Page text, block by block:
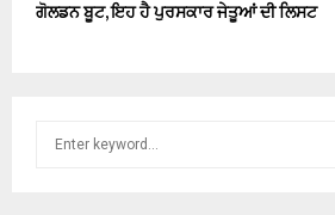
ਗੋਲਡਨ ਬੂਟ, ਇਹ ਹੈ ਪੁਰਸਕਾਰ ਜੇਤੂਆਂ ਦੀ ਲਿਸਟ